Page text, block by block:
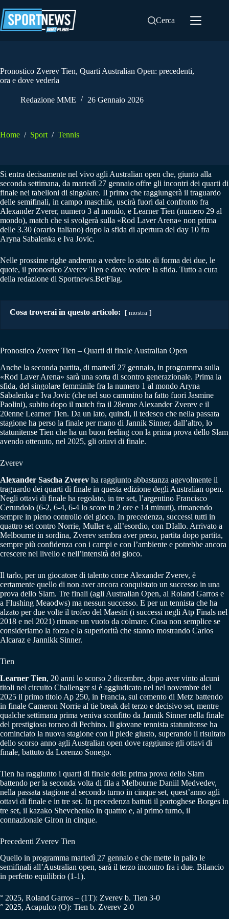
al
contenuto
Cerca
Pronostico Zverev Tien, Quarti Australian Open: precedenti,
ora e dove vederla
Redazione MME 26 Gennaio 2026
Home / Sport / Tennis
Si entra decisamente nel vivo agli Australian open che, giunto alla
seconda settimana, da martedì 27 gennaio offre gli incontri dei quarti di
finale nei tabelloni di singolare. Il primo che raggiungerà il traguardo
delle semifinali, in campo maschile, uscirà fuori dal confronto fra
Alexander Zverer, numero 3 al mondo, e Learner Tien (numero 29 al
mondo), match che si svolgerà sulla «Rod Laver Arena» non prima
delle 3.30 (orario italiano) dopo la sfida di apertura del day 10 fra
Aryna Sabalenka e Iva Jovic.
Nelle prossime righe andremo a vedere lo stato di forma dei due, le
quote, il pronostico Zverev Tien e dove vedere la sfida. Tutto a cura
della redazione di Sportnews.BetFlag.
Cosa troverai in questo articolo: mostra
Pronostico Zverev Tien – Quarti di finale Australian Open
Anche la seconda partita, di martedì 27 gennaio, in programma sulla
«Rod Laver Arena» sarà una sorta di scontro generazionale. Prima la
sfida, del singolare femminile fra la numero 1 al mondo Aryna
Sabalenka e Iva Jovic (che nel suo cammino ha fatto fuori Jasmine
Paolini), subito dopo il match fra il 28enne Alexander Zverev e il
20enne Learner Tien. Da un lato, quindi, il tedesco che nella passata
stagione ha perso la finale per mano di Jannik Sinner, dall’altro, lo
statunitense Tien che ha un buon feeling con la prima prova dello Slam
avendo ottenuto, nel 2025, gli ottavi di finale.
Zverev
Alexander Sascha Zverev ha raggiunto abbastanza agevolmente il
traguardo dei quarti di finale in questa edizione degli Australian open.
Negli ottavi di finale ha regolato, in tre set, l’argentino Francisco
Cerundolo (6-2, 6-4, 6-4 lo score in 2 ore e 14 minuti), rimanendo
sempre in pieno controllo del gioco. In precedenza, successi tutti in
quattro set contro Norrie, Muller e, all’esordio, con DIallo. Arrivato a
Melbourne in sordina, Zverev sembra aver preso, partita dopo partita,
sempre più confidenza con i campi e con l’ambiente e potrebbe ancora
crescere nel livello e nell’intensità del gioco.
Il tarlo, per un giocatore di talento come Alexander Zverev, è
certamente quello di non aver ancora conquistato un successo in una
prova dello Slam. Tre finali (agli Australian Open, al Roland Garros e
a Flushing Meaodws) ma nessun successo. E per un tennista che ha
alzato per due volte il trofeo del Maestri (i successi negli Atp Finals nel
2018 e nel 2021) rimane un vuoto da colmare. Cosa non semplice se
consideriamo la forza e la superiorità che stanno mostrando Carlos
Alcaraz e Jannikk Sinner.
Tien
Learner Tien, 20 anni lo scorso 2 dicembre, dopo aver vinto alcuni
titoli nel circuito Challenger si è aggiudicato nel nel novembre del
2025 il primo titolo Ap 250, in Francia, sul cemento di Metz battendo
in finale Cameron Norrie al tie break del terzo e decisivo set, mentre
qualche settimana prima veniva sconfitto da Jannik Sinner nella finale
del prestigioso torneo di Pechino. Il giovane tennista statunitense ha
cominciato la nuova stagione con il piede giusto, superando il risultato
dello scorso anno agli Australian open dove raggiunse gli ottavi di
finale, battuto da Lorenzo Sonego.
Tien ha raggiunto i quarti di finale della prima prova dello Slam
battendo per la seconda volta di fila a Melbourne Daniil Medvedev,
nella passata stagione al secondo turno in cinque set, quest’anno agli
ottavi di finale e in tre set. In precedenza battuti il portoghese Borges in
tre set, il kazako Shevchenko in quattro e, al primo turno, il
connazionale Giron in cinque.
Precedenti Zverev Tien
Quello in programma martedì 27 gennaio e che mette in palio le
semifinali all’Australian open, sarà il terzo incontro fra i due. Bilancio
in perfetto equilibrio (1-1).
° 2025, Roland Garros – (1T): Zverev b. Tien 3-0
° 2025, Acapulco (O): Tien b. Zverev 2-0